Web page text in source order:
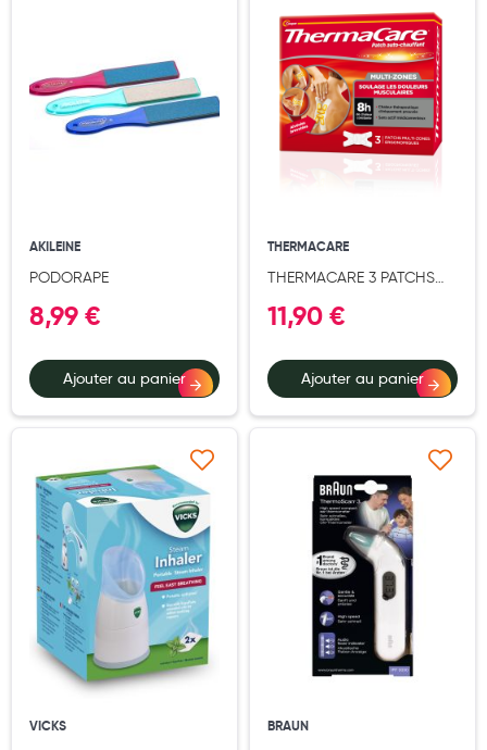
Prothèses mammaires externes
Médication familiale
My Privilege
AKILEINE
PODORAPE
8,99 €
Ajouter au panier
THERMACARE
THERMACARE 3 PATCHS
11,90 €
Ajouter au panier
VICKS
Ajouter à ma liste d’envie
BRAUN
Ajouter à ma liste